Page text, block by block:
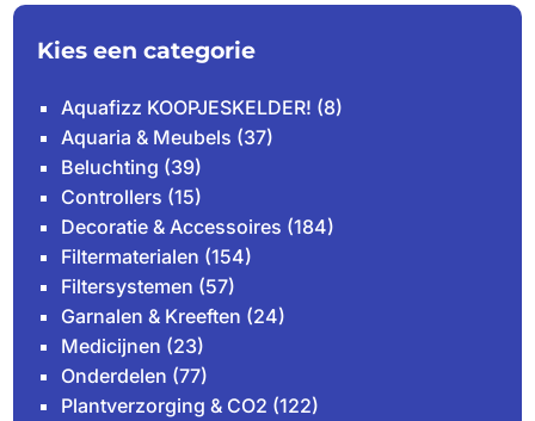
Kies een categorie
Aquafizz KOOPJESKELDER! (8)
Aquaria & Meubels (37)
Beluchting (39)
Controllers (15)
Decoratie & Accessoires (184)
Filtermaterialen (154)
Filtersystemen (57)
Garnalen & Kreeften (24)
Medicijnen (23)
Onderdelen (77)
Plantverzorging & CO2 (122)